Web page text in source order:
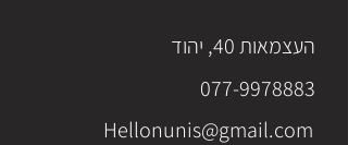
העצמאות 40, יהוד
077-9978883
Hellonunis@gmail.com